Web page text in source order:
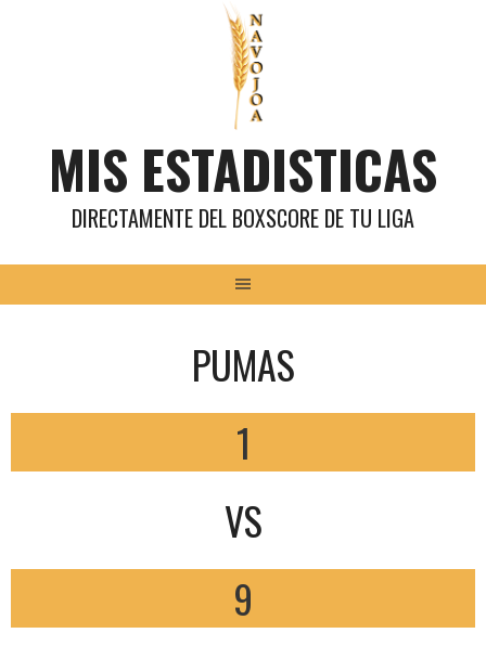
MIS ESTADISTICAS
DIRECTAMENTE DEL BOXSCORE DE TU LIGA
PUMAS
1
VS
9